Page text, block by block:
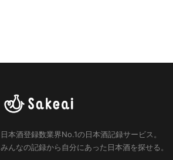
日本酒登録数業界No.1の日本酒記録サービス。
みんなの記録から自分にあった日本酒を探せる。